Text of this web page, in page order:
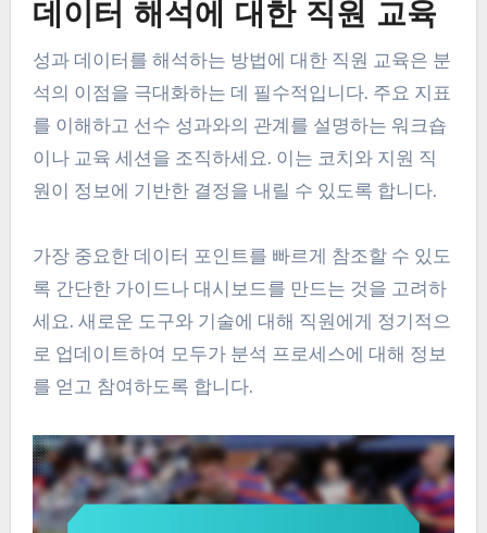
데이터 해석에 대한 직원 교육
성과 데이터를 해석하는 방법에 대한 직원 교육은 분
석의 이점을 극대화하는 데 필수적입니다. 주요 지표
를 이해하고 선수 성과와의 관계를 설명하는 워크숍
이나 교육 세션을 조직하세요. 이는 코치와 지원 직
원이 정보에 기반한 결정을 내릴 수 있도록 합니다.
가장 중요한 데이터 포인트를 빠르게 참조할 수 있도
록 간단한 가이드나 대시보드를 만드는 것을 고려하
세요. 새로운 도구와 기술에 대해 직원에게 정기적으
로 업데이트하여 모두가 분석 프로세스에 대해 정보
를 얻고 참여하도록 합니다.